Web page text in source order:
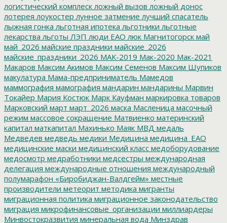
логистический комплеск ложный вызов ложный донос
лотерея лоукостер лунное затмение лучший спасатель
лыжная гонка льготная ипотека льготники льготные
лекарства льготы ЛЭП люди ЕАО люк Магнитогорск май
май_2026 майские праздники майские_2026
майские_праздники_2026 МАК-2019 Мак-2020 Мак-2021
Макаров Максим Акимов Максим Семенов Максим Шупиков
макулатура Мама-предприниматель Мамедов
маммография мамография мандарин мандарины Марвин
Токайер Мария Костюк Марк Кауфман маркировка товаров
Марковский март март_2026 маска Масленица масочный
режим массовое сокращение Матвиенко материнский
капитал маткапитал Махинько Маяк МВД медаль
Медведев медведь медики Медицина медицина_ЕАО
медицинские маски медицинский класс медоборудование
медосмотр медработники медсестры международная
делегация международные отношения международный
полумарафон «Биробиджан-Валдгейм» местные
производители метеорит методика мигранты
миграционная политика миграционное законодательство
миграция микрофинансовые_организации миллиардеры
Минвостокразвития минеральная вода Минздрав